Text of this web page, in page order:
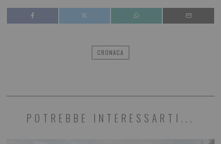
CRONACA
POTREBBE INTERESSARTI...